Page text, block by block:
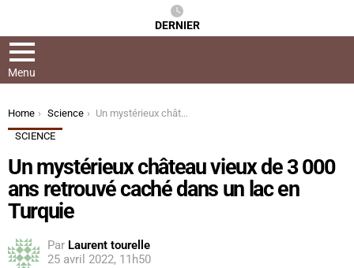
DERNIER
Menu
You are here:
Home Science
Un mystérieux château vieux de 3 000 ans retrouvé caché dans un lac en Turquie
SCIENCE
Un mystérieux château vieux de 3 000
ans retrouvé caché dans un lac en
Turquie
Par Laurent tourelle
25 avril 2022, 11h50